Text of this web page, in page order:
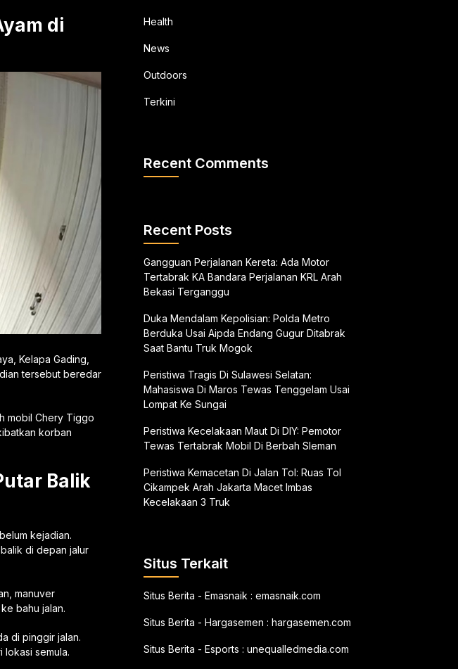
di
Kelapa Gading,
tersebut beredar
mobil Chery Tiggo
korban
Balik
kejadian.
di depan jalur
manuver
bahu jalan.
di pinggir jalan.
semula.
Health
News
Outdoors
Terkini
Recent Comments
Recent Posts
Gangguan Perjalanan Kereta: Ada Motor
Tertabrak KA Bandara Perjalanan KRL Arah
Bekasi Terganggu
Duka Mendalam Kepolisian: Polda Metro
Berduka Usai Aipda Endang Gugur Ditabrak
Saat Bantu Truk Mogok
Peristiwa Tragis Di Sulawesi Selatan:
Mahasiswa Di Maros Tewas Tenggelam Usai
Lompat Ke Sungai
Peristiwa Kecelakaan Maut Di DIY: Pemotor
Tewas Tertabrak Mobil Di Berbah Sleman
Peristiwa Kemacetan Di Jalan Tol: Ruas Tol
Cikampek Arah Jakarta Macet Imbas
Kecelakaan 3 Truk
Situs Terkait
Situs Berita - Emasnaik : emasnaik.com
Situs Berita - Hargasemen : hargasemen.com
Situs Berita - Esports : unequalledmedia.com